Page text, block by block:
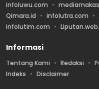
infoluwu.com
Qimara.id
infolutra.com
infolutim.com
Informasi
Tentang Kami Redaksi
Indeks
Disclaimer